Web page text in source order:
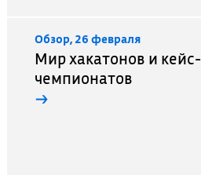
Обзор, 26 февраля
Мир хакатонов и кейс-
чемпионатов
→